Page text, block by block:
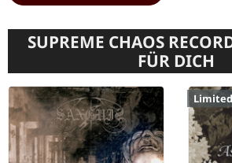
SUPREME CHAOS
FÜR DICH
Limited